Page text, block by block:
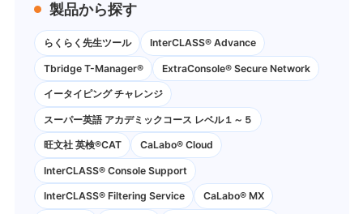
製品から探す
らくらく先生ツール InterCLASS® Advance
Tbridge T-Manager® ExtraConsole® Secure Network
イータイピング チャレンジ
スーパー英語 アカデミックコース レベル１～５
旺文社 英検®CAT CaLabo®︎ Cloud
InterCLASS®︎ Console Support
InterCLASS®︎ Filtering Service CaLabo® MX